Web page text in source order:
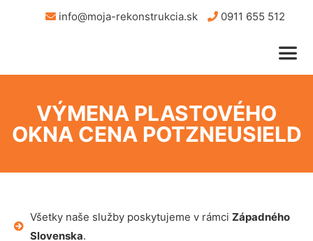
info@moja-rekonstrukcia.sk 0911 655 512
VÝMENA PLASTOVÉHO
OKNA CENA POTZNEUSIELD
Všetky naše služby poskytujeme v rámci Západného
Slovenska.